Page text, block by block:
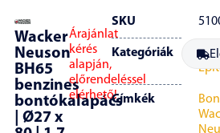
Wacker
Neuson
BH65
benzines
bontókalapács
| Ø27 x
Árajánlat
kérés
alapján,
előrendeléssel
elérhető!
SKU
Kategóriák
Címkék